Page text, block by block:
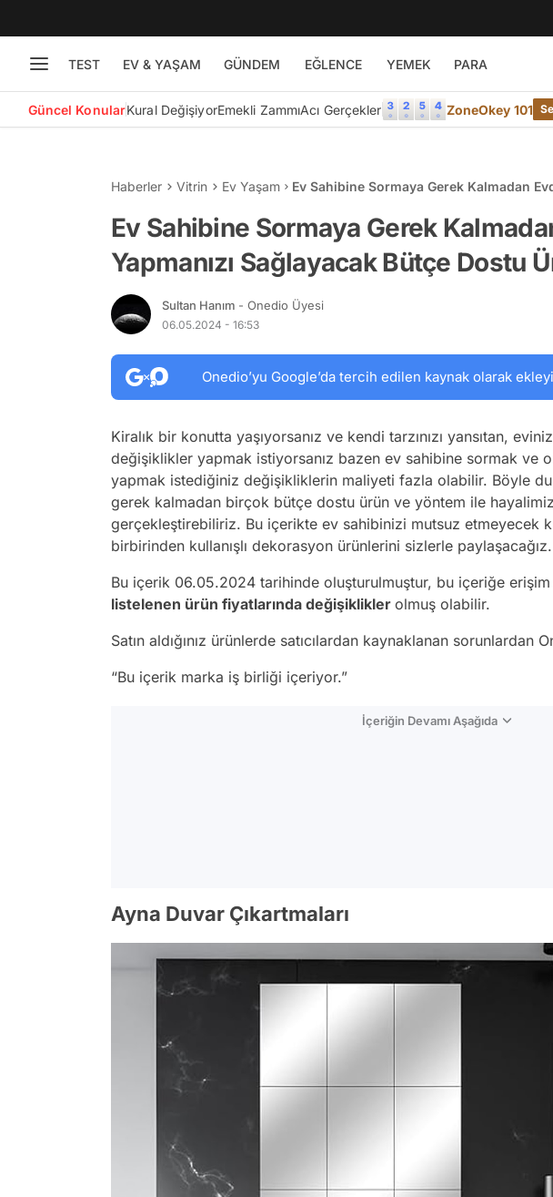
TEST EV & YAŞAM GÜNDEM EĞLENCE YEMEK PARA
Güncel KonularKural DeğişiyorEmekli ZammıAcı Gerçekler ZoneOkey 101
Haberler Vitrin Ev Yaşam
Ev Sahibine Sormaya Gerek Kalmadan
Ev Sahibine Sormaya Gerek
Yapmanızı Sağlayacak Bütçe Dostu
Sultan Hanım - Onedio Üyesi
06.05.2024 - 16:53
Onedio’yu Google’da tercih edilen kaynak olarak
Kiralık bir konutta yaşıyorsanız ve kendi tarzınızı yansıtan,
değişiklikler yapmak istiyorsanız bazen ev sahibine sormak ve
yapmak istediğiniz değişikliklerin maliyeti fazla olabilir. Böyle
gerek kalmadan birçok bütçe dostu ürün ve yöntem ile
gerçekleştirebiliriz. Bu içerikte ev sahibinizi mutsuz etmeyecek
birbirinden kullanışlı dekorasyon ürünlerini sizlerle paylaşacağız.
Bu içerik 06.05.2024 tarihinde oluşturulmuştur, bu içeriğe erişim
listelenen ürün fiyatlarında değişiklikler olmuş olabilir.
Satın aldığınız ürünlerde satıcılardan kaynaklanan sorunlardan
“Bu içerik marka iş birliği içeriyor.”
İçeriğin Devamı Aşağıda
Ayna Duvar Çıkartmaları